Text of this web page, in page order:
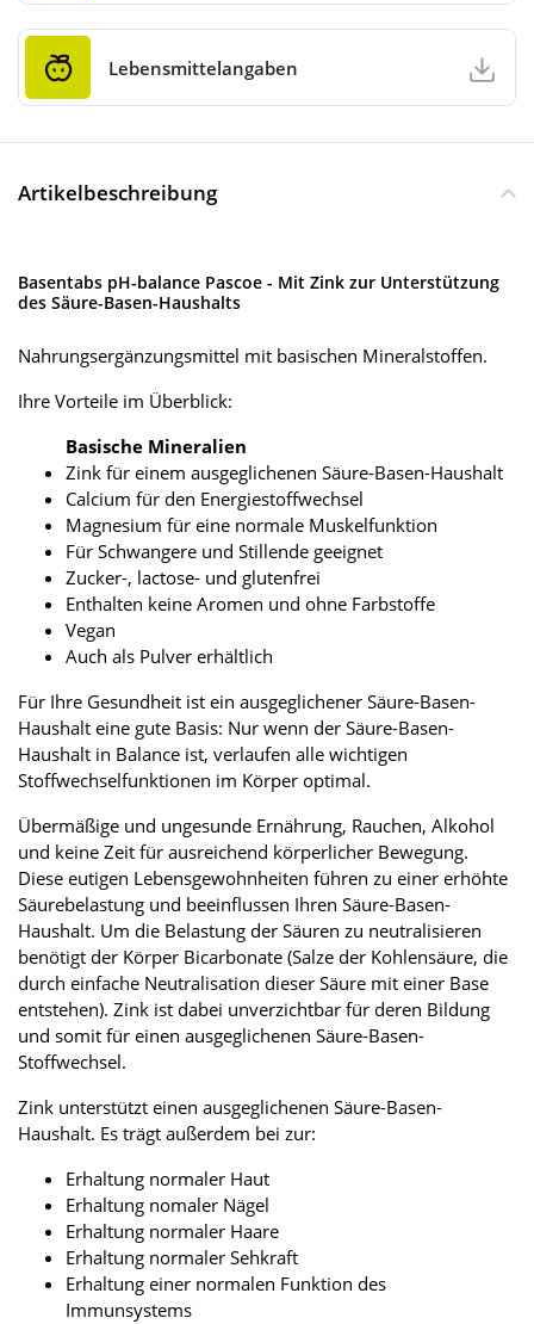
Lebensmittelangaben
Artikelbeschreibung
Basentabs pH-balance Pascoe - Mit Zink zur Unterstützung
des Säure-Basen-Haushalts
Nahrungsergänzungsmittel mit basischen Mineralstoffen.
Ihre Vorteile im Überblick:
Basische Mineralien
Zink für einem ausgeglichenen Säure-Basen-Haushalt
Calcium für den Energiestoffwechsel
Magnesium für eine normale Muskelfunktion
Für Schwangere und Stillende geeignet
Zucker-, lactose- und glutenfrei
Enthalten keine Aromen und ohne Farbstoffe
Vegan
Auch als Pulver erhältlich
Für Ihre Gesundheit ist ein ausgeglichener Säure-Basen-
Haushalt eine gute Basis: Nur wenn der Säure-Basen-
Haushalt in Balance ist, verlaufen alle wichtigen
Stoffwechselfunktionen im Körper optimal.
Übermäßige und ungesunde Ernährung, Rauchen, Alkohol
und keine Zeit für ausreichend körperlicher Bewegung.
Diese eutigen Lebensgewohnheiten führen zu einer erhöhte
Säurebelastung und beeinflussen Ihren Säure-Basen-
Haushalt. Um die Belastung der Säuren zu neutralisieren
benötigt der Körper Bicarbonate (Salze der Kohlensäure, die
durch einfache Neutralisation dieser Säure mit einer Base
entstehen). Zink ist dabei unverzichtbar für deren Bildung
und somit für einen ausgeglichenen Säure-Basen-
Stoffwechsel.
Zink unterstützt einen ausgeglichenen Säure-Basen-
Haushalt. Es trägt außerdem bei zur:
Erhaltung normaler Haut
Erhaltung nomaler Nägel
Erhaltung normaler Haare
Erhaltung normaler Sehkraft
Erhaltung einer normalen Funktion des
Immunsystems